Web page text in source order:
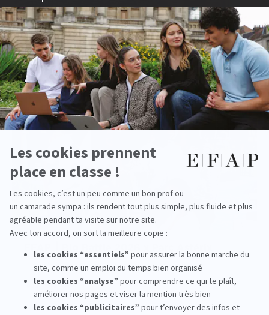
Quels sont les métiers accessibles après une
formation marketing digital à Paris ?
read more
read more